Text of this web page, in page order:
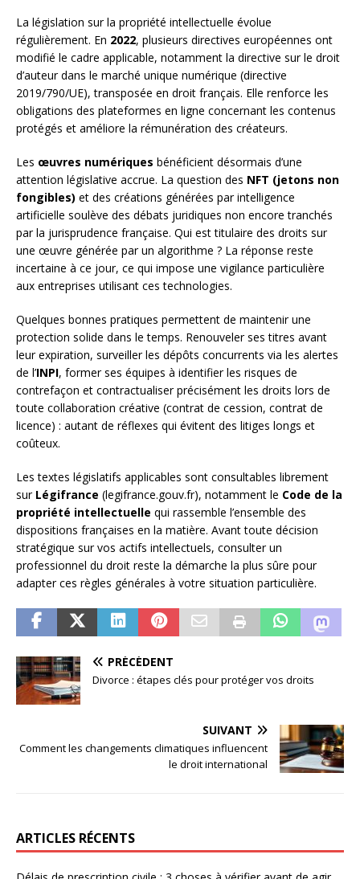
La législation sur la propriété intellectuelle évolue
régulièrement. En 2022, plusieurs directives européennes ont
modifié le cadre applicable, notamment la directive sur le droit
d’auteur dans le marché unique numérique (directive
2019/790/UE), transposée en droit français. Elle renforce les
obligations des plateformes en ligne concernant les contenus
protégés et améliore la rémunération des créateurs.
Les œuvres numériques bénéficient désormais d’une
attention législative accrue. La question des NFT (jetons non
fongibles) et des créations générées par intelligence
artificielle soulève des débats juridiques non encore tranchés
par la jurisprudence française. Qui est titulaire des droits sur
une œuvre générée par un algorithme ? La réponse reste
incertaine à ce jour, ce qui impose une vigilance particulière
aux entreprises utilisant ces technologies.
Quelques bonnes pratiques permettent de maintenir une
protection solide dans le temps. Renouveler ses titres avant
leur expiration, surveiller les dépôts concurrents via les alertes
de l’INPI, former ses équipes à identifier les risques de
contrefaçon et contractualiser précisément les droits lors de
toute collaboration créative (contrat de cession, contrat de
licence) : autant de réflexes qui évitent des litiges longs et
coûteux.
Les textes législatifs applicables sont consultables librement
sur Légifrance (legifrance.gouv.fr), notamment le Code de la
propriété intellectuelle qui rassemble l’ensemble des
dispositions françaises en la matière. Avant toute décision
stratégique sur vos actifs intellectuels, consulter un
professionnel du droit reste la démarche la plus sûre pour
adapter ces règles générales à votre situation particulière.
PRÉCÉDENT
Divorce : étapes clés pour protéger vos droits
SUIVANT
Comment les changements climatiques influencent
le droit international
ARTICLES RÉCENTS